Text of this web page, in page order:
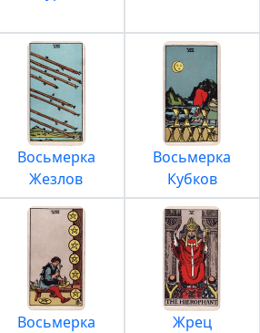
Восьмерка
Жезлов
Восьмерка
Кубков
Восьмерка
Жрец